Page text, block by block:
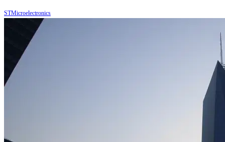
STMicroelectronics